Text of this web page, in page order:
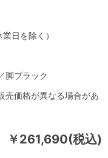
￥261,690(税込)
売価格が異なる場合があ
日を除く）
脚ブラック